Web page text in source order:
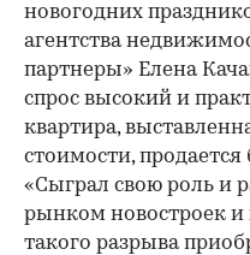
новогодних
агентства
партнеры» Елена
спрос высокий и
квартира,
стоимости, продается
«Сыграл свою роль и
рынком новостроек
такого разрыва